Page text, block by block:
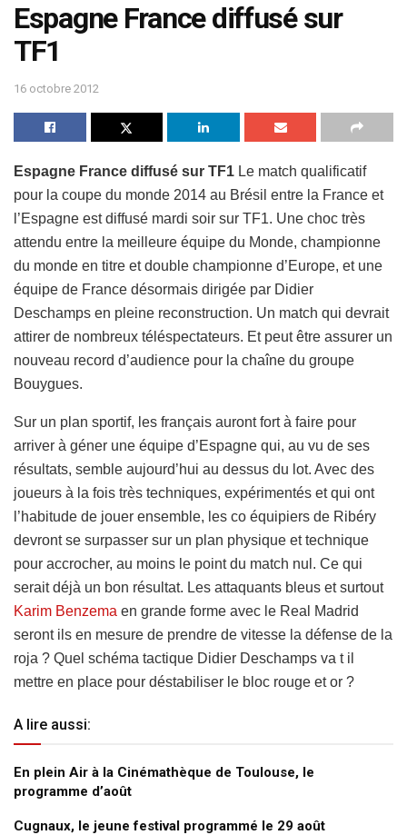
Espagne France diffusé sur
TF1
16 octobre 2012
Espagne France diffusé sur TF1 Le match qualificatif
pour la coupe du monde 2014 au Brésil entre la France et
l’Espagne est diffusé mardi soir sur TF1. Une choc très
attendu entre la meilleure équipe du Monde, championne
du monde en titre et double championne d’Europe, et une
équipe de France désormais dirigée par Didier
Deschamps en pleine reconstruction. Un match qui devrait
attirer de nombreux téléspectateurs. Et peut être assurer un
nouveau record d’audience pour la chaîne du groupe
Bouygues.
Sur un plan sportif, les français auront fort à faire pour
arriver à géner une équipe d’Espagne qui, au vu de ses
résultats, semble aujourd’hui au dessus du lot. Avec des
joueurs à la fois très techniques, expérimentés et qui ont
l’habitude de jouer ensemble, les co équipiers de Ribéry
devront se surpasser sur un plan physique et technique
pour accrocher, au moins le point du match nul. Ce qui
serait déjà un bon résultat. Les attaquants bleus et surtout
Karim Benzema en grande forme avec le Real Madrid
seront ils en mesure de prendre de vitesse la défense de la
roja ? Quel schéma tactique Didier Deschamps va t il
mettre en place pour déstabiliser le bloc rouge et or ?
A lire aussi:
En plein Air à la Cinémathèque de Toulouse, le
programme d’août
Cugnaux, le jeune festival programmé le 29 août